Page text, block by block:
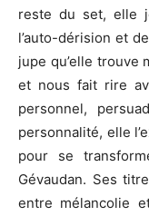
reste du set, elle
l’auto-dérision et
jupe qu’elle trouve
et nous fait rire
personnel,
personnalité, elle
pour se
Gévaudan. Ses
entre mélancolie